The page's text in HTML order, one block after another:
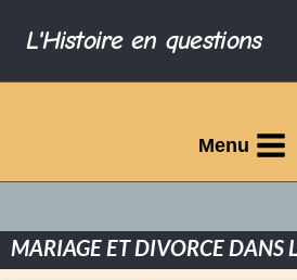
L'Histoire en questions
Menu
MARIAGE ET DIVORCE DANS